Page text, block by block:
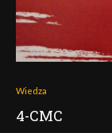
Wiedza
4-CMC